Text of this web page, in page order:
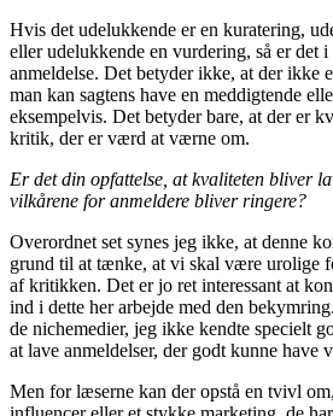
Hvis det udelukkende er en kuratering,
eller udelukkende en vurdering, så er det
anmeldelse. Det betyder ikke, at der ikke
man kan sagtens have en meddigtende
eksempelvis. Det betyder bare, at der er
kritik, der er værd at værne om.
Er det din opfattelse, at kvaliteten bliver
vilkårene for anmeldere bliver ringere?
Overordnet set synes jeg ikke, at denne
grund til at tænke, at vi skal være urolige
af kritikken. Det er jo ret interessant at
ind i dette her arbejde med den
de nichemedier, jeg ikke kendte specielt
at lave anmeldelser, der godt kunne have
Men for læserne kan der opstå en tvivl